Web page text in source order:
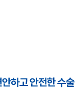
하고 안전한 수술